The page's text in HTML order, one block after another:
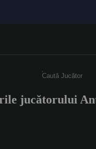
Enter a
jucătorului